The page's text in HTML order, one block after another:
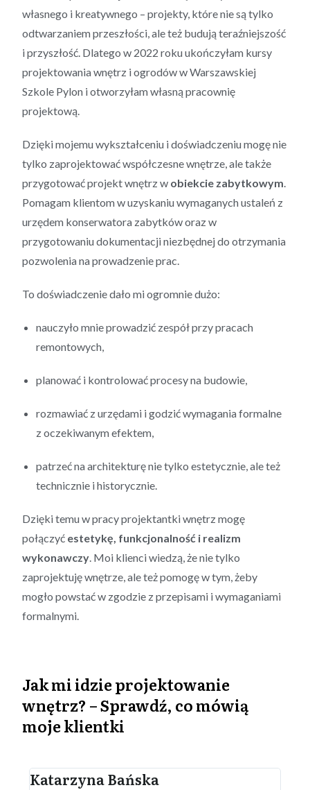
własnego i kreatywnego – projekty, które nie są tylko
odtwarzaniem przeszłości, ale też budują teraźniejszość
i przyszłość. Dlatego w 2022 roku ukończyłam kursy
projektowania wnętrz i ogrodów w Warszawskiej
Szkole Pylon i otworzyłam własną pracownię
projektową.
Dzięki mojemu wykształceniu i doświadczeniu mogę nie
tylko zaprojektować współczesne wnętrze, ale także
przygotować projekt wnętrz w obiekcie zabytkowym
Pomagam klientom w uzyskaniu wymaganych ustaleń z
urzędem konserwatora zabytków oraz w
przygotowaniu dokumentacji niezbędnej do otrzymania
pozwolenia na prowadzenie prac.
To doświadczenie dało mi ogromnie dużo:
nauczyło mnie prowadzić zespół przy pracach
remontowych,
planować i kontrolować procesy na budowie,
rozmawiać z urzędami i godzić wymagania formalne
z oczekiwanym efektem,
patrzeć na architekturę nie tylko estetycznie, ale też
technicznie i historycznie.
Dzięki temu w pracy projektantki wnętrz mogę
połączyć estetykę, funkcjonalność i realizm
wykonawczy . Moi klienci wiedzą, że nie tylko
zaprojektuję wnętrze, ale też pomogę w tym, żeby
mogło powstać w zgodzie z przepisami i wymaganiami
formalnymi.
Jak mi idzie projektowanie
wnętrz? – Sprawdź, co mówią
moje klientki
Katarzyna Bańska